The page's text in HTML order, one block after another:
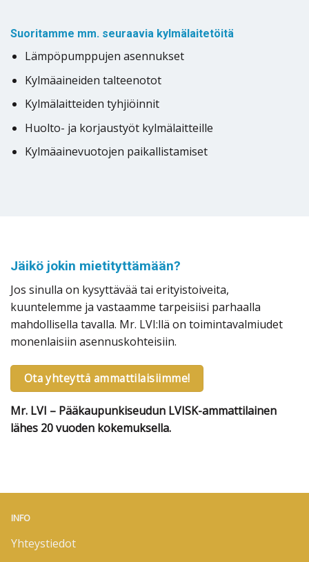
Suoritamme mm. seuraavia kylmälaitetöitä
Lämpöpumppujen asennukset
Kylmäaineiden talteenotot
Kylmälaitteiden tyhjiöinnit
Huolto- ja korjaustyöt kylmälaitteille
Kylmäainevuotojen paikallistamiset
Jäikö jokin mietityttämään?
Jos sinulla on kysyttävää tai erityistoiveita,
kuuntelemme ja vastaamme tarpeisiisi parhaalla
mahdollisella tavalla. Mr. LVI:llä on toimintavalmiudet
monenlaisiin asennuskohteisiin.
Ota yhteyttä ammattilaisiimme!
Mr. LVI – Pääkaupunkiseudun LVISK-ammattilainen
lähes 20 vuoden kokemuksella.
INFO
Yhteystiedot